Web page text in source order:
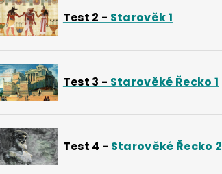
Test 2 - Starověk 1
Test 3 - Starověké Řecko 1
Test 4 - Starověké Řecko 2